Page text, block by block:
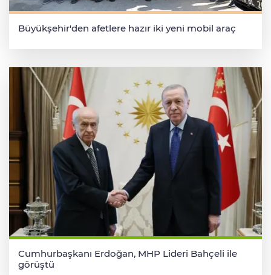
Büyükşehir'den afetlere hazır iki yeni mobil araç
Cumhurbaşkanı Erdoğan, MHP Lideri Bahçeli ile
görüştü